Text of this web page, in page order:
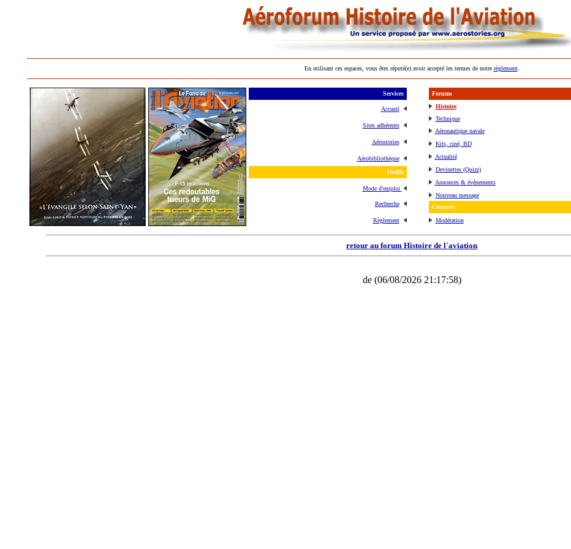
En utilisant ces espaces, vous êtes réputé(e) avoir accepté les termes de notre règlement.
Services
Accueil
Sites adhérents
Aérostories
Aérobibliothèque
Outils
Mode d'emploi
Recherche
Règlement
Forums
Histoire
Technique
Aéronautique navale
Kits, ciné, BD
Actualité
Devinettes (Quizz)
Annonces & événements
Nouveau message
Contacts
Modération
retour au forum Histoire de l'aviation
de (06/08/2026 21:17:58)